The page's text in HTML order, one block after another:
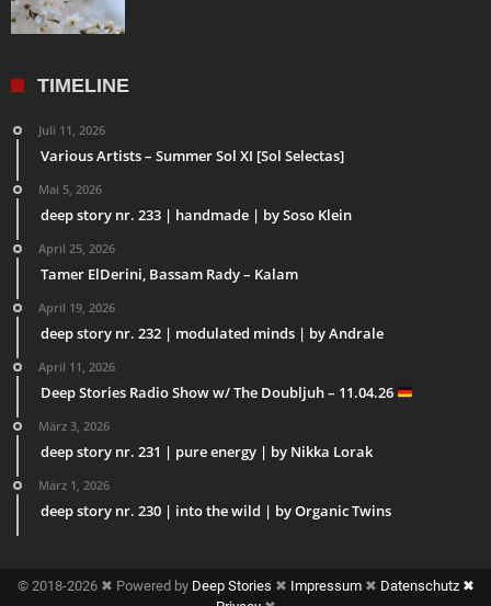
TIMELINE
Juli 11, 2026
Various Artists – Summer Sol XI [Sol Selectas]
Mai 5, 2026
deep story nr. 233 | handmade | by Soso Klein
April 25, 2026
Tamer ElDerini, Bassam Rady – Kalam
April 19, 2026
deep story nr. 232 | modulated minds | by Andrale
April 11, 2026
Deep Stories Radio Show w/ The Doubljuh – 11.04.26
März 3, 2026
deep story nr. 231 | pure energy | by Nikka Lorak
März 1, 2026
deep story nr. 230 | into the wild | by Organic Twins
© 2018-2026 ✖ Powered by Deep Stories ✖ Impressum✖ Datenschutz ✖